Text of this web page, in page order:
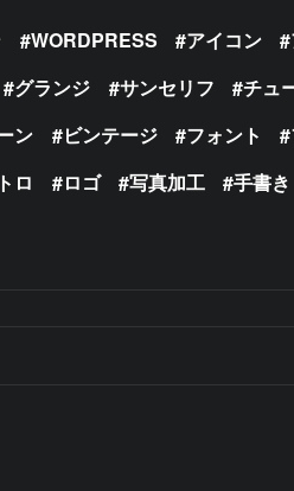
WORDPRESS アイコン
グランジ サンセリフ チュ
ン ビンテージ フォント
ロ ロゴ 写真加工 手書き